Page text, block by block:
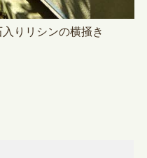
りリシンの横掻き